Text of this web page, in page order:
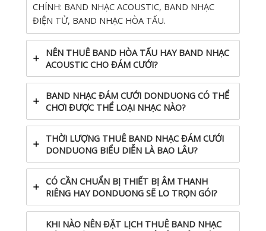
CHÍNH: BAND NHẠC ACOUSTIC, BAND NHẠC
ĐIỆN TỬ, BAND NHẠC HÒA TẤU.
NÊN THUÊ BAND HÒA TẤU HAY BAND NHẠC
ACOUSTIC CHO ĐÁM CƯỚI?
BAND NHẠC ĐÁM CƯỚI DONDUONG CÓ THỂ
CHƠI ĐƯỢC THỂ LOẠI NHẠC NÀO?
THỜI LƯỢNG THUÊ BAND NHẠC ĐÁM CƯỚI
DONDUONG BIỂU DIỄN LÀ BAO LÂU?
CÓ CẦN CHUẨN BỊ THIẾT BỊ ÂM THANH
RIÊNG HAY DONDUONG SẼ LO TRỌN GÓI?
KHI NÀO NÊN ĐẶT LỊCH THUÊ BAND NHẠC